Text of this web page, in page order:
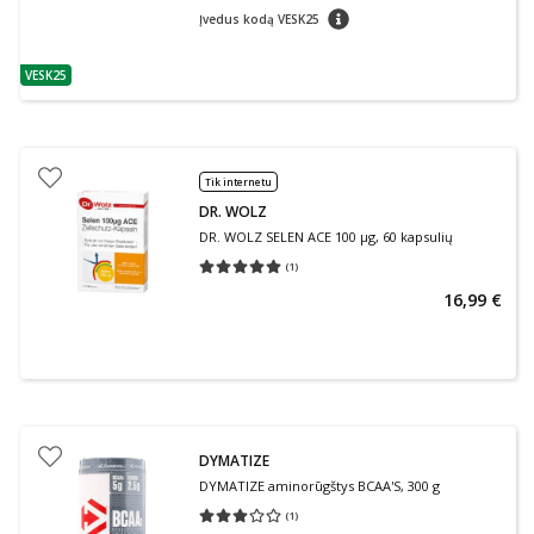
patarimas
VESK25
Įvedus kodą VESK25 patarimas
Tik internetu
DR. WOLZ
DR. WOLZ SELEN ACE 100 µg, 60 kapsulių
(1)
Vidutinis įvertinimas 5.00
16,99 €
DYMATIZE
DYMATIZE aminorūgštys BCAA'S, 300 g
(1)
Vidutinis įvertinimas 3.00